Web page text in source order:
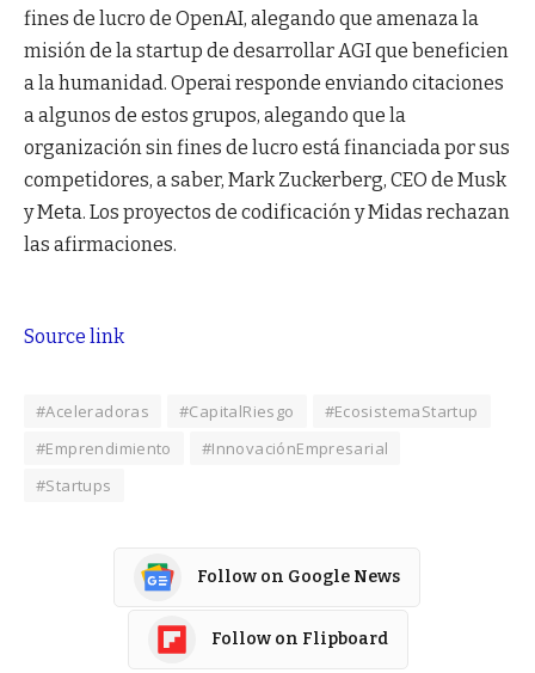
fines de lucro de OpenAI, alegando que amenaza la
misión de la startup de desarrollar AGI que beneficien
a la humanidad. Operai responde enviando citaciones
a algunos de estos grupos, alegando que la
organización sin fines de lucro está financiada por sus
competidores, a saber, Mark Zuckerberg, CEO de Musk
y Meta. Los proyectos de codificación y Midas rechazan
las afirmaciones.
Source link
#Aceleradoras #CapitalRiesgo
#EcosistemaStartup
#Emprendimiento
#InnovaciónEmpresarial
#Startups
Follow on Google News
Follow on Flipboard